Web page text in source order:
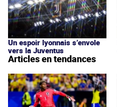
Un espoir lyonnais s’envole
vers la Juventus
Articles en tendances